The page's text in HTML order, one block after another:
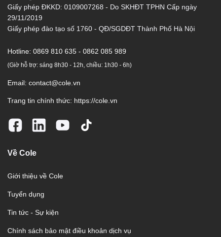
Giấy phép ĐKKD: 0109007268 - Do SKHĐT TPHN Cấp ngày
29/11/2019
Giấy phép đào tạo số 1760 - QĐ/SGDĐT Thành Phố Hà Nội
Hotline: 0869 810 635 - 0862 085 989
(Giờ hỗ trợ: sáng 8h30 - 12h, chiều: 1h30 - 6h)
Email: contact@cole.vn
Trang tin chính thức: https://cole.vn
Về Cole
Giới thiệu về Cole
Tuyển dụng
Tin tức - Sự kiện
Chính sách bảo mật điều khoản dịch vụ